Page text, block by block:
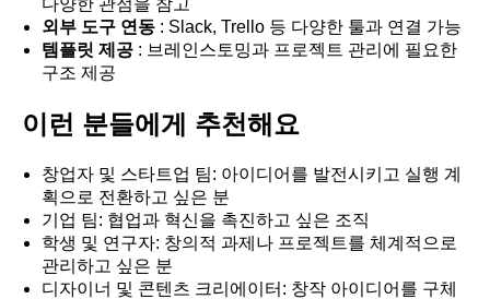
다양한 관점을 참고
외부 도구 연동 : Slack, Trello 등 다양한 툴과 연결 가능
템플릿 제공 : 브레인스토밍과 프로젝트 관리에 필요한
구조 제공
이런 분들에게 추천해요
창업자 및 스타트업 팀: 아이디어를 발전시키고 실행 계
획으로 전환하고 싶은 분
기업 팀: 협업과 혁신을 촉진하고 싶은 조직
학생 및 연구자: 창의적 과제나 프로젝트를 체계적으로
관리하고 싶은 분
디자이너 및 콘텐츠 크리에이터: 창작 아이디어를 구체